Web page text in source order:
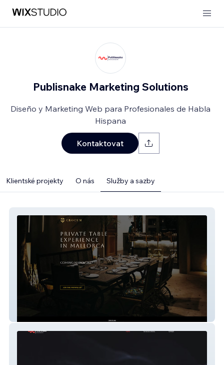
Publisnake Marketing Solutions
Diseño y Marketing Web para Profesionales de Habla
Hispana
Kontaktovat
Klientské projekty O nás Služby a sazby